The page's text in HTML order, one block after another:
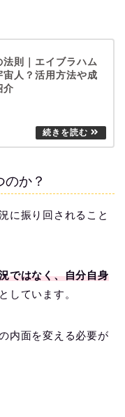
法則｜エイブラハム
宙人？活用方法や成
介
か？
に振り回されること
ではなく、自分自身
しています。
内面を変える必要が